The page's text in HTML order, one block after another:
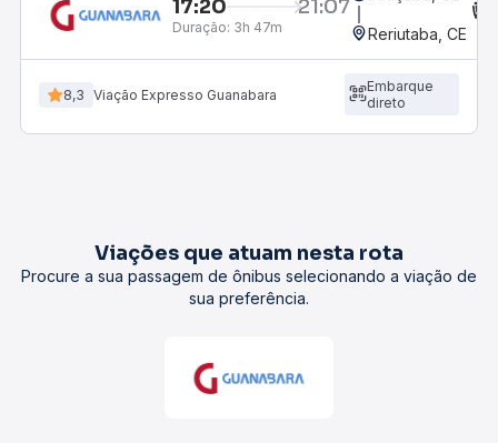
17:20 21:07
Duração: 3h 47m Reriutaba, CE
8,3 Viação Expresso Guanabara
Embarque
direto
Viações que atuam nesta rota
Procure a sua passagem de ônibus selecionando a viação de
sua preferência.